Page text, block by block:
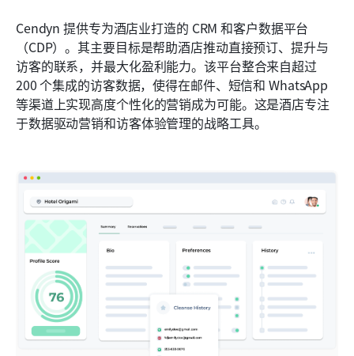
Cendyn 提供专为酒店业打造的 CRM 和客户数据平台
（CDP）。其主要目标是帮助酒店推动直接预订、提升与
访客的联系，并最大化盈利能力。该平台整合来自超过
200 个集成的访客数据，使得在邮件、短信和 WhatsApp
等渠道上实现高度个性化的营销成为可能。这是酒店专注
于数据驱动营销和访客体验管理的战略工具。